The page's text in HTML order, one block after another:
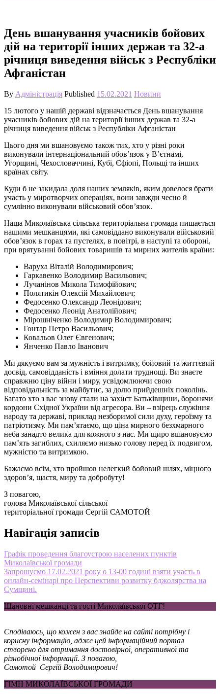
День вшанування учасників бойових
дій на території інших держав та 32-а
річниця виведення військ з Республіки
Афганістан
By Адміністрація Published 15.02.2021 Новини
15 лютого у нашій державі відзначається День вшанування
учасників бойових дій на території інших держав та 32-а
річниця виведення військ з Республіки Афганістан
Цього дня ми вшановуємо також тих, хто у різні роки
виконували інтернаціональний обов’язок у В’єтнамі,
Угорщині, Чехословаччині, Кубі, Єфіопі, Польщі та інших
країнах світу.
Куди б не закидала доля наших земляків, яким довелося брати
участь у миротворчих операціях, вони завжди чесно й
сумлінно виконували військовий обов’язок.
Наша Миколаївська сільська територіальна громада пишається
нашими мешканцями, які самовіддано виконували військовий
обов’язок в горах та пустелях, в повітрі, в наступі та обороні,
при врятуванні бойових товаришів та мирних жителів країни:
Варуха Віталій Володимирович;
Гаркавенко Володимир Васильович;
Лучанінов Микола Тимофійович;
Полятикін Олексій Михайлович;
Федосенко Олександр Леонідович;
Федосенко Леонід Анатолійович;
Мірошніченко Володимир Володимирович;
Гонтар Петро Васильович;
Ковальов Олег Євгенович;
Янченко Павло Іванович
Ми дякуємо вам за мужність і витримку, бойовий та життєвий
досвід, самовідданість і вміння долати труднощі. Ви знаєте
справжню ціну війни і миру, усвідомлюючи свою
відповідальність за майбутнє, за долю прийдешніх поколінь.
Багато хто з вас знову стали на захист Батьківщини, боронячи
кордони Східної України від агресора. Ви – взірець служіння
народу та державі, приклад незборимої сили духу, героїзму та
патріотизму. Ми пам’ятаємо, що ціна мирного безхмарного
неба занадто велика для кожного з нас. Ми щиро вшановуємо
пам’ять загиблих, схиляємо низько голову перед їх подвигом,
мужністю та витримкою.
Бажаємо всім, хто пройшов нелегкий бойовий шлях, міцного
здоров’я, щастя, миру та добробуту!
З повагою,
голова Миколаївської сільської
територіальної громади Сергій САМОТОЙ
Навігація записів
Графік проведення благоустрою населених пунктів
Миколаївської громади
Запрошуємо 17.02.2021 року о 13-00 годині взяти участь в
онлайн-семінарі про Перспективи розвитку бджолярства на
Сумщині.
Шановні мешканці та гості Миколаївської ОТГ!
Сподіваюсь, що кожен з вас знайде на сайті потрібну і
корисну інформацію, адже цей інформаційний портал
створено для отримання достовірної, оперативної та
різнобічної інформації. З повагою,
Самотой Сергій Володимирович!
ГІМН МИКОЛАЇВСЬКОЇ ГРОМАДИ